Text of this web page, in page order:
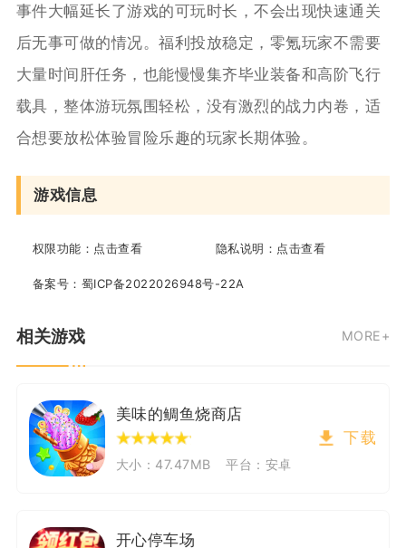
事件大幅延长了游戏的可玩时长，不会出现快速通关
后无事可做的情况。福利投放稳定，零氪玩家不需要
大量时间肝任务，也能慢慢集齐毕业装备和高阶飞行
载具，整体游玩氛围轻松，没有激烈的战力内卷，适
合想要放松体验冒险乐趣的玩家长期体验。
游戏信息
权限功能： 点击查看 隐私说明： 点击查看
备案号： 蜀ICP备2022026948号-22A
相关游戏 MORE+
美味的鲷鱼烧商店
大小：47.47MB 平台：安卓
下载
开心停车场